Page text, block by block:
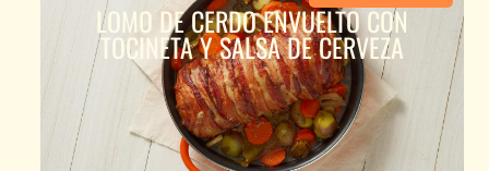
LOMO DE CERDO ENVUELTO CON
TOCINETA Y SALSA DE CERVEZA